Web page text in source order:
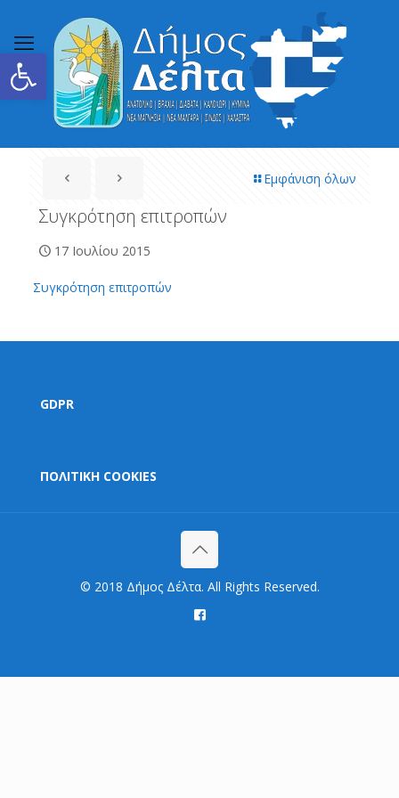
Ανοίξτε τη γραμμή εργαλείων
Εμφάνιση όλων
Συγκρότηση επιτροπών
17 Ιουλίου 2015
Συγκρότηση επιτροπών
GDPR
ΠΟΛΙΤΙΚΗ COOKIES
© 2018 Δήμος Δέλτα. All Rights Reserved.